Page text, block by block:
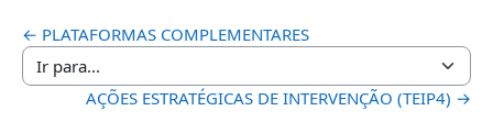
← PLATAFORMAS COMPLEMENTARES
Ir para...
AÇÕES ESTRATÉGICAS DE INTERVENÇÃO (TEIP4) →